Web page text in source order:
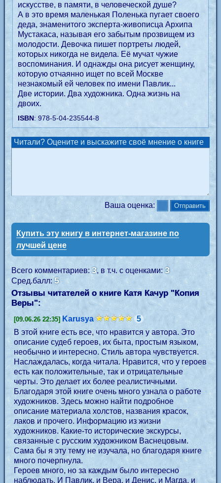
искусстве, в памяти, в человеческой душе?
А в это время маленькая Поленька пугает своего
деда, знаменитого эксперта-живописца Архипа
Мустакаса, называя его забытым прозвищем из
молодости. Девочка пишет портреты людей,
которых никогда не видела. Её мучат чужие
воспоминания. И однажды она рисует женщину,
которую отчаянно ищет по всей Москве
незнакомый ей человек по имени Павлик...
Две истории. Два художника. Одна жизнь на
двоих.
ISBN: 978-5-04-235544-8
Читали? Оцените и выскажите своё мнение о книге
Ваша оценка:
Купить эту книгу в интернет-магазине по
лучшей цене
Всего комментариев:3, в т.ч. с оценками: 3
Сред.балл:5
Отзывы читателей о книге Катя Качур "Копия
Веры":
[09.06.26 22:35] Karusya
5
В этой книге есть все, что нравится у автора. Это
описание судеб героев, их быта, простым языком,
необычно и интересно. Стиль автора чувствуется.
Наслаждалась, когда читала. Нравится, что у героев
есть как положительные, так и отрицательные
черты. Это делает их более реалистичными.
Благодаря этой книге очень много узнала о работе
художников. Здесь можно найти подробное
описание материала холстов, названия красок,
лаков и прочего. Информацию из жизни
художников. Какие-то исторические экскурсы,
связанные с русским художником Васнецовым.
Сама бы я эту тему не изучала, но благодаря книге
много почерпнула.
Героев много, но за каждым было интересно
наблюдать. И Павлик, и Вера, и Денис, и Магда, и